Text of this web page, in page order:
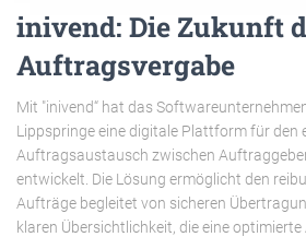
inivend: Die Zukunft
Auftragsvergabe
Mit "inivend“ hat das
Lippspringe eine digitale Plattform für den
Auftragsaustausch zwischen
entwickelt. Die Lösung ermöglicht den
Aufträge begleitet von sicheren
klaren Übersichtlichkeit, die eine